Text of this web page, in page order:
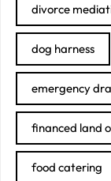
divorce
dog harness
emergency
financed land
food catering